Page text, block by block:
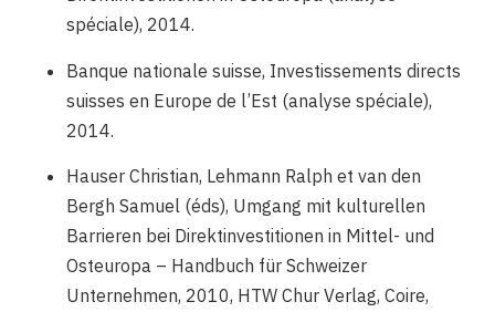
spéciale), 2014.
Banque nationale suisse, Investissements directs
suisses en Europe de l’Est (analyse spéciale),
2014.
Hauser Christian, Lehmann Ralph et van den
Bergh Samuel (éds), Umgang mit kulturellen
Barrieren bei Direktinvestitionen in Mittel- und
Osteuropa – Handbuch für Schweizer
Unternehmen, 2010, HTW Chur Verlag, Coire,